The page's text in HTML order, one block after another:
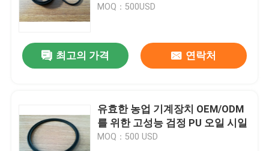
고무 오일 씰
트럭 오일 시일
MOQ：500USD
최고의 가격 연락처
유효한 농업 기계장치 OEM/ODM
를 위한 고성능 검정 PU 오일 시일
MOQ：500 USD